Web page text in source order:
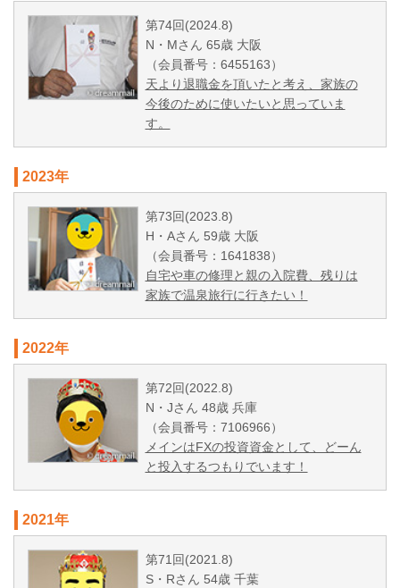
第74回(2024.8)
N・Mさん 65歳 大阪
（会員番号：6455163）
天より退職金を頂いたと考え、家族の
今後のために使いたいと思っていま
す。
2023年
第73回(2023.8)
H・Aさん 59歳 大阪
（会員番号：1641838）
自宅や車の修理と親の入院費、残りは
家族で温泉旅行に行きたい！
2022年
第72回(2022.8)
N・Jさん 48歳 兵庫
（会員番号：7106966）
メインはFXの投資資金として、どーん
と投入するつもりでいます！
2021年
第71回(2021.8)
S・Rさん 54歳 千葉